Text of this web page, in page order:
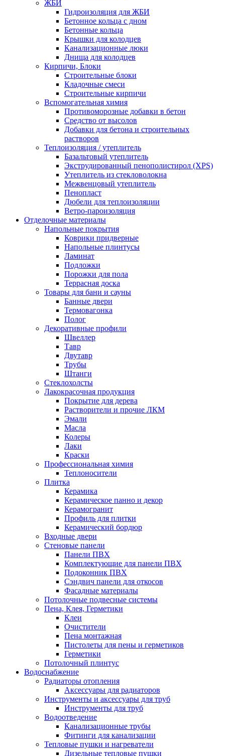
ЖБИ
Гидроизоляция для ЖБИ
Бетонное кольца с дном
Бетонные кольца
Крышки для колодцев
Канализационные люки
Днища для колодцев
Кирпичи, Блоки
Строительные блоки
Кладочные смеси
Строительные кирпичи
Вспомогательная химия
Противоморозные добавки в бетон
Средство от высолов
Добавки для бетона и строительных
растворов
Теплоизоляция / утеплитель
Базальтовый утеплитель
Экструдированный пенополистирол (XPS)
Утеплитель из стекловолокна
Межвенцовый утеплитель
Пенопласт
Дюбели для теплоизоляции
Ветро-пароизоляция
Отделочные материалы
Напольные покрытия
Коврики придверные
Напольные плинтусы
Ламинат
Подложки
Порожки для пола
Террасная доска
Товары для бани и сауны
Банные двери
Термовагонка
Полог
Декоративные профили
Швеллер
Тавр
Двутавр
Трубы
Штанги
Стеклохолсты
Лакокрасочная продукция
Покрытие для дерева
Растворители и прочие ЛКМ
Эмали
Масла
Колеры
Лаки
Краски
Профессиональная химия
Теплоносители
Плитка
Керамика
Керамическое панно и декор
Керамогранит
Профиль для плитки
Керамический бордюр
Входные двери
Стеновые панели
Панели ПВХ
Комплектующие для панели ПВХ
Подоконник ПВХ
Сэндвич панели для откосов
Фасадные материалы
Потолочные подвесные системы
Пена, Клея, Герметики
Клеи
Очистители
Пена монтажная
Пистолеты для пены и герметиков
Герметики
Потолочный плинтус
Водоснабжение
Радиаторы отопления
Аксессуары для радиаторов
Инструменты и аксессуары для труб
Инструменты для труб
Водоотведение
Канализационные трубы
Фитинги для канализации
Тепловые пушки и нагреватели
Дизельные тепловые пушки